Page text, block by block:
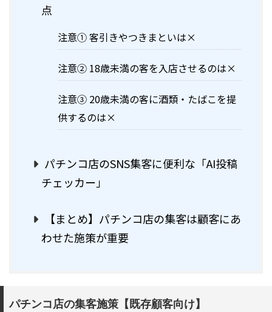
点
注意① 客引きやつきまといは×
注意② 18歳未満の客を入店させるのは×
注意③ 20歳未満の客に酒類・たばこを提
供するのは×
パチンコ店のSNS集客に便利な「AI投稿
チェッカー」
【まとめ】パチンコ店の集客は顧客にあ
わせた施策が重要
パチンコ店の集客施策【既存顧客向け】